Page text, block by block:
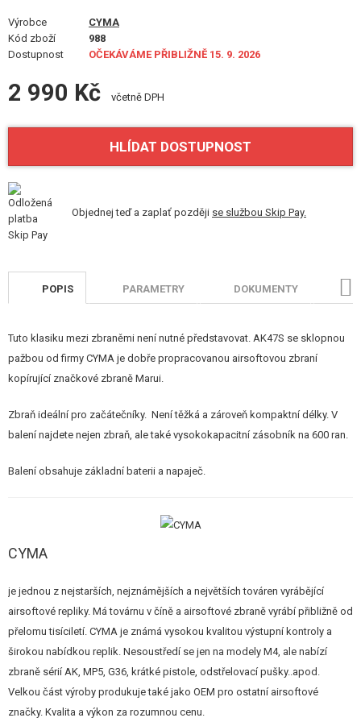
REKLAMNÍ PŘEDMĚTY
POŠKOZENÉ, POUŽITÉ ZBOŽÍ
NOVINKY
SLEVY, AKCE
KONTAKT
Výrobce
CYMA
Kód zboží
988
Dostupnost
OČEKÁVÁME PŘIBLIŽNĚ 15. 9. 2026
2 990 Kč včetně DPH
HLÍDAT DOSTUPNOST
Objednej teď a zaplať později se službou Skip Pay.
POPIS PARAMETRY DOKUMENTY
Tuto klasiku mezi zbraněmi není nutné představovat. AK47S se sklopnou
pažbou od firmy CYMA je dobře propracovanou airsoftovou zbraní
kopírující značkové zbraně Marui.
Zbraň ideální pro začátečníky. Není těžká a zároveň kompaktní délky. V
balení najdete nejen zbraň, ale také vysokokapacitní zásobník na 600 ran.
Balení obsahuje základní baterii a napaječ.
CYMA
je jednou z nejstarších, nejznámějších a největších továren vyrábějící
airsoftové repliky. Má továrnu v číně a airsoftové zbraně vyrábí přibližně od
přelomu tisíciletí. CYMA je známá vysokou kvalitou výstupní kontroly a
širokou nabídkou replik. Nesoustředí se jen na modely M4, ale nabízí
zbraně sérií AK, MP5, G36, krátké pistole, odstřelovací pušky..apod.
Velkou část výroby produkuje také jako OEM pro ostatní airsoftové
značky. Kvalita a výkon za rozumnou cenu.